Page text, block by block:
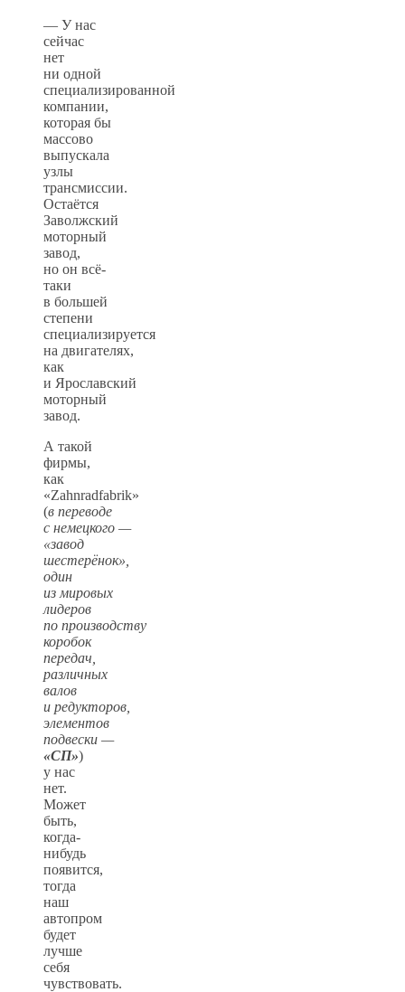
— У нас
сейчас
нет
ни одной
специализированной
компании,
которая бы
массово
выпускала
узлы
трансмиссии.
Остаётся
Заволжский
моторный
завод,
но он всё-
таки
в большей
степени
специализируется
на двигателях,
как
и Ярославский
моторный
завод.
А такой
фирмы,
как
«Zahnradfabrik»
(в переводе
с немецкого —
«завод
шестерёнок»,
один
из мировых
лидеров
по производству
коробок
передач,
различных
валов
и редукторов,
элементов
подвески —
«СП»)
у нас
нет.
Может
быть,
когда-
нибудь
появится,
тогда
наш
автопром
будет
лучше
себя
чувствовать.